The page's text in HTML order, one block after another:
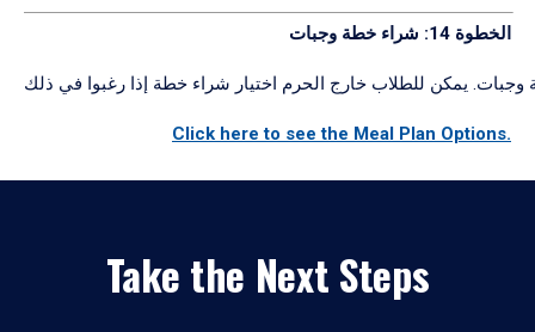
الخطوة 14: شراء خطة وجبات
Click here to see the Meal Plan Options.
Take the Next Steps